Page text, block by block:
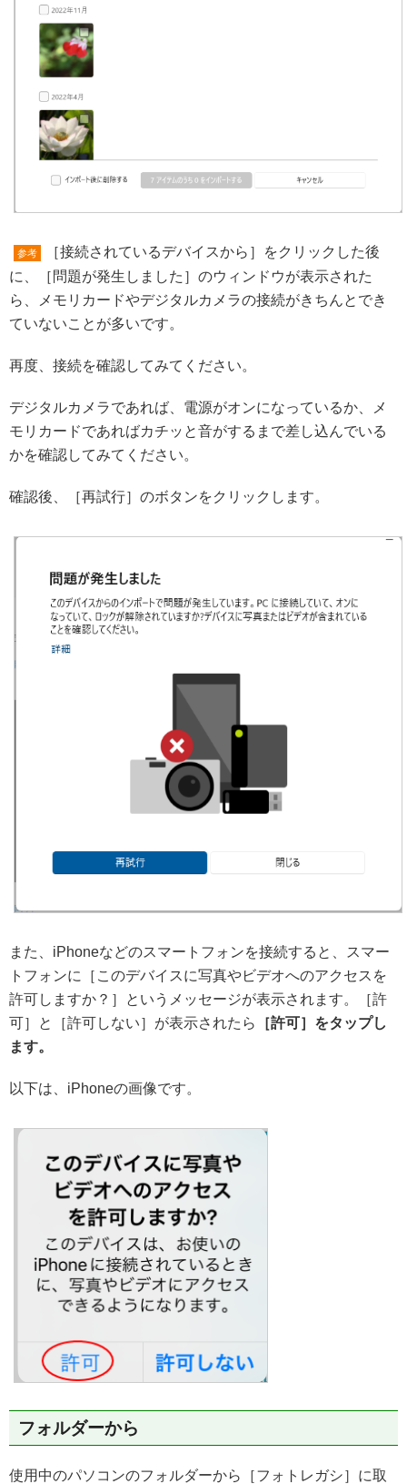
参考
［接続されているデバイスから］をクリックした後
に、［問題が発生しました］のウィンドウが表示された
ら、メモリカードやデジタルカメラの接続がきちんとでき
ていないことが多いです。
再度、接続を確認してみてください。
デジタルカメラであれば、電源がオンになっているか、メ
モリカードであればカチッと音がするまで差し込んでいる
かを確認してみてください。
確認後、［再試行］のボタンをクリックします。
また、iPhoneなどのスマートフォンを接続すると、スマー
トフォンに［このデバイスに写真やビデオへのアクセスを
許可しますか？］というメッセージが表示されます。［許
可］と［許可しない］が表示されたら
［許可］をタップし
ます。
以下は、iPhoneの画像です。
フォルダーから
使用中のパソコンのフォルダーから［フォトレガシ］に取